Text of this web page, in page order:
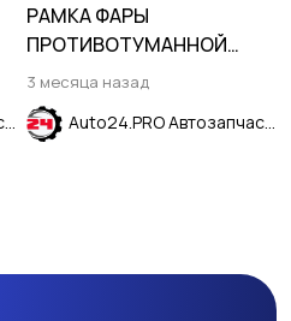
Auto24.PRO Автозапчасти
РАМКА ФАРЫ
ПРОТИВОТУМАННОЙ
ПРАВАЯ ХРОМ FORD
ECOSPORT 2013-2019
3 месяца назад
Auto24.PRO Автозапчасти